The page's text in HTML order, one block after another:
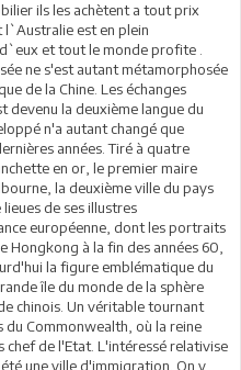
ils les achètent a tout prix
est en plein
et tout le monde profite .
ne s'est autant métamorphosée
de la Chine. Les échanges
devenu la deuxième langue du
n'a autant changé que
années. Tiré à quatre
en or, le premier maire
la deuxième ville du pays
de ses illustres
européenne, dont les portraits
Hongkong à la fin des années 60,
la figure emblématique du
île du monde de la sphère
chinois. Un véritable tournant
du Commonwealth, où la reine
de l'Etat. L'intéressé relativise
une ville d'immigration. On y